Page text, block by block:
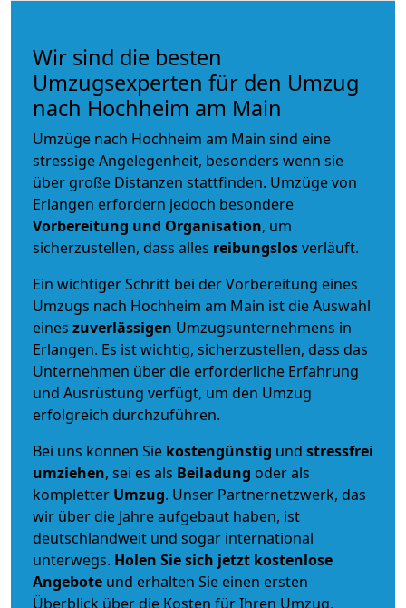
Wir sind die besten
Umzugsexperten für den Umzug
nach Hochheim am Main
Umzüge nach Hochheim am Main sind eine
stressige Angelegenheit, besonders wenn sie
über große Distanzen stattfinden. Umzüge von
Erlangen erfordern jedoch besondere
Vorbereitung und Organisation, um
sicherzustellen, dass alles reibungslosverläuft.
Ein wichtiger Schritt bei der Vorbereitung eines
Umzugs nach Hochheim am Main ist die Auswahl
eines zuverlässigen Umzugsunternehmens in
Erlangen. Es ist wichtig, sicherzustellen, dass das
Unternehmen über die erforderliche Erfahrung
und Ausrüstung verfügt, um den Umzug
erfolgreich durchzuführen.
Bei uns können Sie kostengünstig und stressfrei
umziehen, sei es als Beiladung oder als
kompletter Umzug. Unser Partnernetzwerk, das
wir über die Jahre aufgebaut haben, ist
deutschlandweit und sogar international
unterwegs. Holen Sie sich jetzt kostenlose
Angebote und erhalten Sie einen ersten
Überblick über die Kosten für Ihren Umzug.